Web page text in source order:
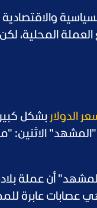
والاقتصادية
المحلية، لكن
الدولار بشكل
مع قناة ومنصة "المشهد"
أن عملة
عصابات عابرة